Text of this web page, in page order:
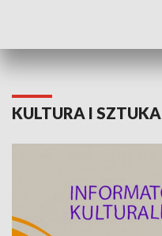
KULTURA I SZTUKA